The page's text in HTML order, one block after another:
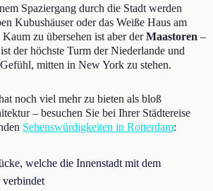
Spaziergang durch die Stadt werden
Kubushäuser oder das Weiße Haus am
zu übersehen ist aber derMaastoren –
der höchste Turm der Niederlande und
mitten in New York zu stehen.
noch viel mehr zu bieten als bloß
– besuchen Sie bei Ihrer Städtereise
Sehenswürdigkeiten in Rotterdam:
welche die Innenstadt mit dem